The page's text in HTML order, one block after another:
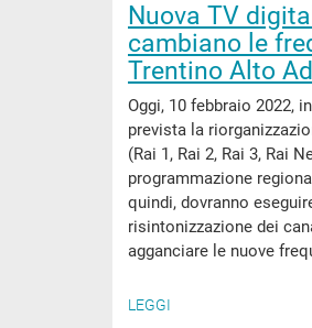
Nuova TV
cambiano le
Trentino Alto
Oggi, 10 febbraio 2022,
prevista la
(Rai 1, Rai 2, Rai 3, Rai
programmazione
quindi, dovranno
risintonizzazione dei
agganciare le nuove
LEGGI